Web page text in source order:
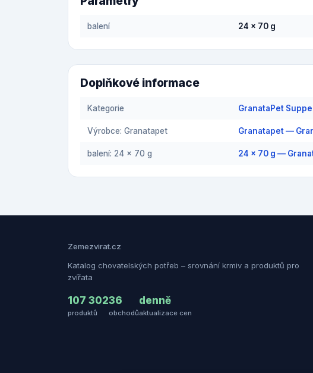
balení 24 x 70 g
Doplňkové informace
Kategorie GranataPet
Výrobce: Granatapet Granatapet —
balení: 24 x 70 g 24 x 70 g —
Zemezvirat.cz
Katalog chovatelských potřeb – srovnání krmiv a produktů pro
zvířata
107 302
produktů
36
obchodů
denně
aktualizace cen